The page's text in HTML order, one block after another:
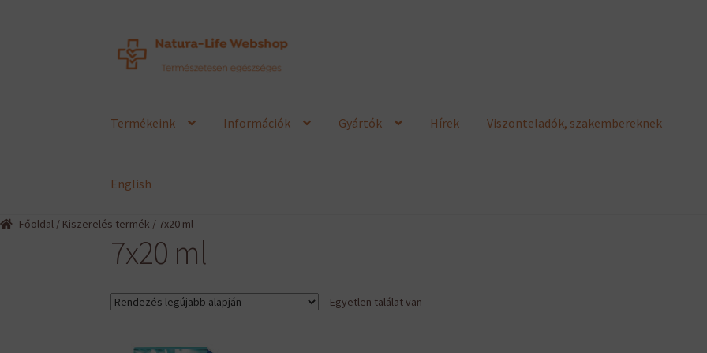
Ugrás
Kilépés
Termékeink Információk Gyártók Hírek Viszonteladók, szakembereknek
English
Főoldal/ Kiszerelés termék / 7x20 ml
7x20 ml
Egyetlen találat van